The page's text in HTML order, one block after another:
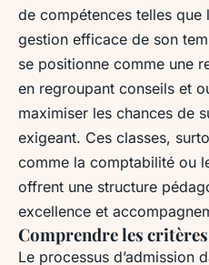
de compétences telles que
gestion efficace de son
se positionne comme une
en regroupant conseils et
maximiser les chances de
exigeant. Ces classes,
comme la comptabilité ou
offrent une structure
excellence et
Comprendre les
Le processus d’admission